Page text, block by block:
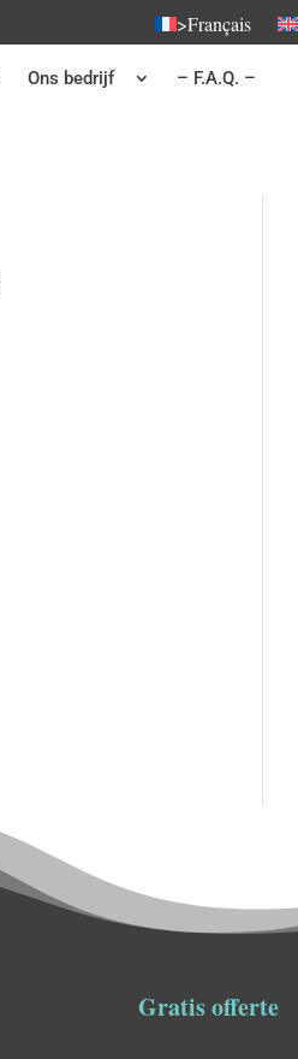
>Français
Ons bedrijf – F.A.Q. –
Gratis offerte